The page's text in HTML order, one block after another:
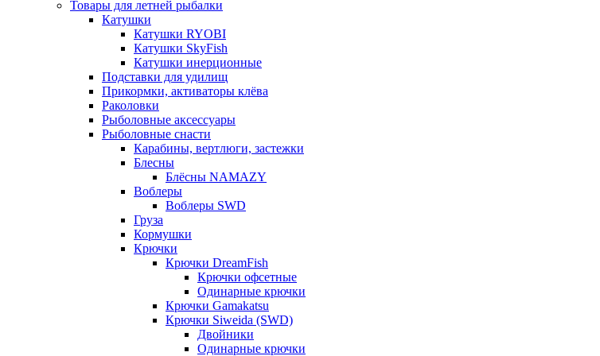
Товары для летней рыбалки
Катушки
Катушки RYOBI
Катушки SkyFish
Катушки инерционные
Подставки для удилищ
Прикормки, активаторы клёва
Раколовки
Рыболовные аксессуары
Рыболовные снасти
Карабины, вертлюги, застежки
Блесны
Блёсны NAMAZY
Воблеры
Воблеры SWD
Груза
Кормушки
Крючки
Крючки DreamFish
Крючки офсетные
Одинарные крючки
Крючки Gamakatsu
Крючки Siweida (SWD)
Двойники
Одинарные крючки